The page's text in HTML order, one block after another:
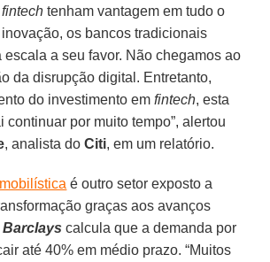
fintech tenham vantagem em tudo o
os bancos tradicionais
escala a seu favor. Não chegamos ao
da disrupção digital. Entretanto,
do investimento emfintech, esta
continuar por muito tempo”, alertou
, analista doCiti, em um relatório.
é outro setor exposto a
graças aos avanços
Barclays calcula que a demanda por
até 40% em médio prazo. “Muitos